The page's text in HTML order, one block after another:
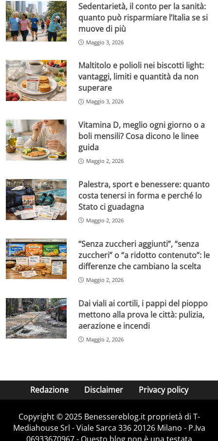
Sedentarietà, il conto per la sanità:
quanto può risparmiare l’Italia se si
muove di più
Maggio 3, 2026
Maltitolo e polioli nei biscotti light:
vantaggi, limiti e quantità da non
superare
Maggio 3, 2026
Vitamina D, meglio ogni giorno o a
boli mensili? Cosa dicono le linee
guida
Maggio 2, 2026
Palestra, sport e benessere: quanto
costa tenersi in forma e perché lo
Stato ci guadagna
Maggio 2, 2026
“Senza zuccheri aggiunti”, “senza
zuccheri” o “a ridotto contenuto”: le
differenze che cambiano la scelta
Maggio 2, 2026
Dai viali ai cortili, i pappi del pioppo
mettono alla prova le città: pulizia,
aerazione e incendi
Maggio 2, 2026
Redazione Disclaimer Privacy policy
Copyright © 2025 Benessereblog.it proprietà di T-
Mediahouse Srl - Viale Sarca 336 20126 Milano - P.Iva